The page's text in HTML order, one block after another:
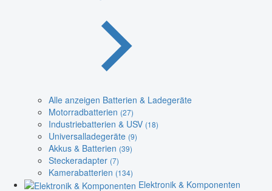
Alle anzeigen Batterien & Ladegeräte
Motorradbatterien (27)
Industriebatterien & USV (18)
Universalladegeräte (9)
Akkus & Batterien (39)
Steckeradapter (7)
Kamerabatterien (134)
Elektronik & Komponenten